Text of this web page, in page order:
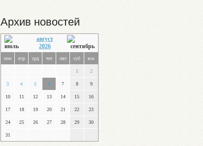
Архив новостей
август
2026
пон втр срд чет пят суб вск
1 2
3 4 5 6 7 8 9
10 11 12 13 14 15 16
17 18 19 20 21 22 23
24 25 26 27 28 29 30
31